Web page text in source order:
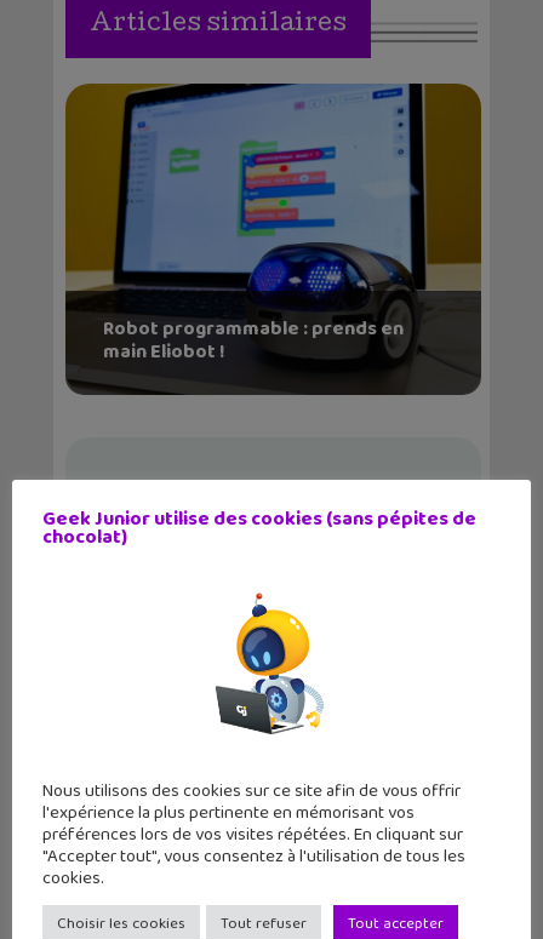
Articles similaires
Robot programmable : prends en
main Eliobot !
Tuto coding : programme le jeu du
chiffre mystère...
Geek Junior utilise des cookies (sans pépites de
chocolat)
Nous utilisons des cookies sur ce site afin de vous offrir
l'expérience la plus pertinente en mémorisant vos
préférences lors de vos visites répétées. En cliquant sur
"Accepter tout", vous consentez à l'utilisation de tous les
cookies.
Choisir les cookies Tout refuser Tout accepter